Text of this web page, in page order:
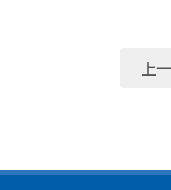
Building of Colleges Submission: Topics:
Studies, Cross-
Deadline:
Notification:
上